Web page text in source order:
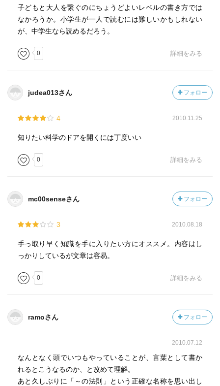
子どもと大人を繋ぐのにちょうどよいレベルの書き方では
なかろうか。小学生が一人で読むには難しいかもしれない
が、中学生なら読めるだろう。
0 詳細をみる
judea013さん フォロー
4 2010.11.25
知りたい科学のドアを開くには丁度いい
0 詳細をみる
mc00senseさん フォロー
3 2010.08.18
手っ取り早く知識を手に入りたい方にオススメ。内容はし
っかりしているが文章は容易。
0 詳細をみる
ramoさん フォロー
2010.07.12
なんとなく頭でいつもやっていることが、言葉として書か
れるとこうなるのか、と改めて理解。
あと久しぶりに「～の法則」という正確な名称を思い出し